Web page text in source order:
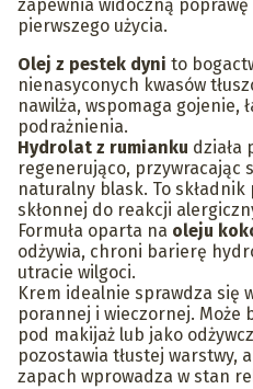
zapewnia widoczną
pierwszego użycia.
Olej z pestek dyni to
nienasyconych kwasów
nawilża, wspomaga gojenie,
podrażnienia.
Hydrolat z rumianku działa
regenerująco, przywracając
naturalny blask. To
skłonnej do reakcji
Formuła oparta na oleju
odżywia, chroni barierę
utracie wilgoci.
Krem idealnie sprawdza się
porannej i wieczornej. Może
pod makijaż lub jako
pozostawia tłustej warstwy,
zapach wprowadza w stan